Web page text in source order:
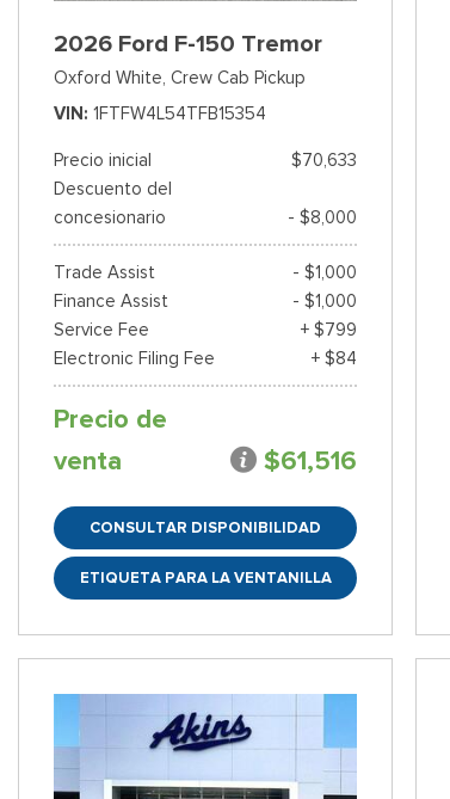
2026 Ford F-150 Tremor
Oxford White, Crew Cab Pickup
VIN
1FTFW4L54TFB15354
Precio inicial
$70,633
Descuento del
concesionario
- $8,000
Trade Assist
- $1,000
Finance Assist
- $1,000
Service Fee
+ $799
Electronic Filing Fee
+ $84
Precio de
venta
$61,516
CONSULTAR DISPONIBILIDAD
ETIQUETA PARA LA VENTANILLA